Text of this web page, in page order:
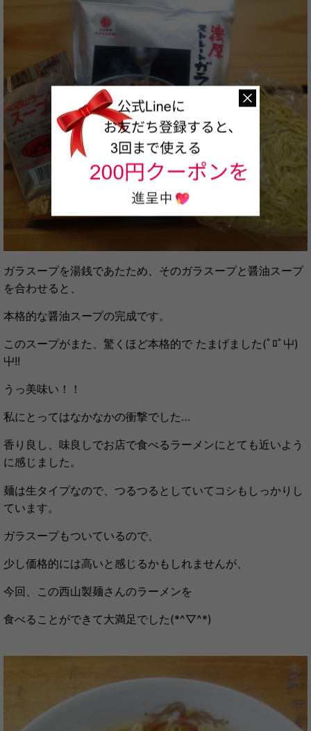
ガラスープを湯銭であたため、そのガラスープと醤油スープ
を合わせると、
本格的な醤油スープの完成です。
このスープがまた、驚くほど本格的で たまげました(ﾟﾛﾟ屮)
屮!!
うっ美味い！！
私にとってはなかなかの衝撃でした…
香 り良し、味良しでお店で食べるラーメンにとても近いよう
に感じました。
麺は生タイプなので、つるつるとしていてコシもしっかりし
ています。
ガラスープもついているので、
少し価格的には高いと感じるかもしれませんが、
今回、この西山製麺さんのラーメンを
食べることができて大満足でした(*^▽^*)